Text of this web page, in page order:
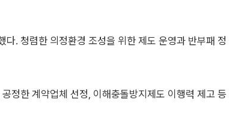
. 청렴한 의정환경 조성을 위한 제도 운영과 반부패 정
정한 계약업체 선정, 이해충돌방지제도 이행력 제고 등